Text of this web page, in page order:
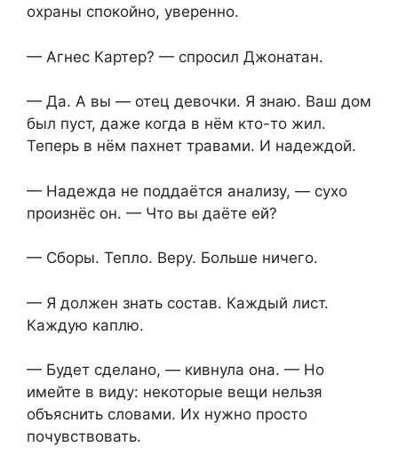
охраны спокойно, уверенно.
— Агнес Картер? — спросил Джонатан.
— Да. А вы — отец девочки. Я знаю. Ваш дом
был пуст, даже когда в нём кто-то жил.
Теперь в нём пахнет травами. И надеждой.
— Надежда не поддаётся анализу, — сухо
произнёс он. — Что вы даёте ей?
— Сборы. Тепло. Веру. Больше ничего.
— Я должен знать состав. Каждый лист.
Каждую каплю.
— Будет сделано, — кивнула она. — Но
имейте в виду: некоторые вещи нельзя
объяснить словами. Их нужно просто
почувствовать.